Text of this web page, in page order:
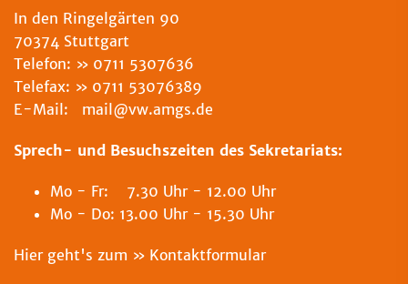
In den Ringelgärten 90
70374 Stuttgart
Telefon:
0711 5307636
Telefax:
0711 53076389
E-Mail: mail@vw.amgs.de
Sprech- und Besuchszeiten des Sekretariats:
Mo - Fr: 7.30 Uhr - 12.00 Uhr
Mo - Do: 13.00 Uhr - 15.30 Uhr
Hier geht's zum Kontaktformular